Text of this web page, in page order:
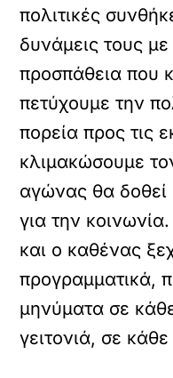
πολιτικές
δυνάμεις τους
προσπάθεια που
πετύχουμε την
πορεία προς τις
κλιμακώσουμε
αγώνας θα δοθεί
για την
και ο καθένας
προγραμματικά,
μηνύματα σε
γειτονιά, σε